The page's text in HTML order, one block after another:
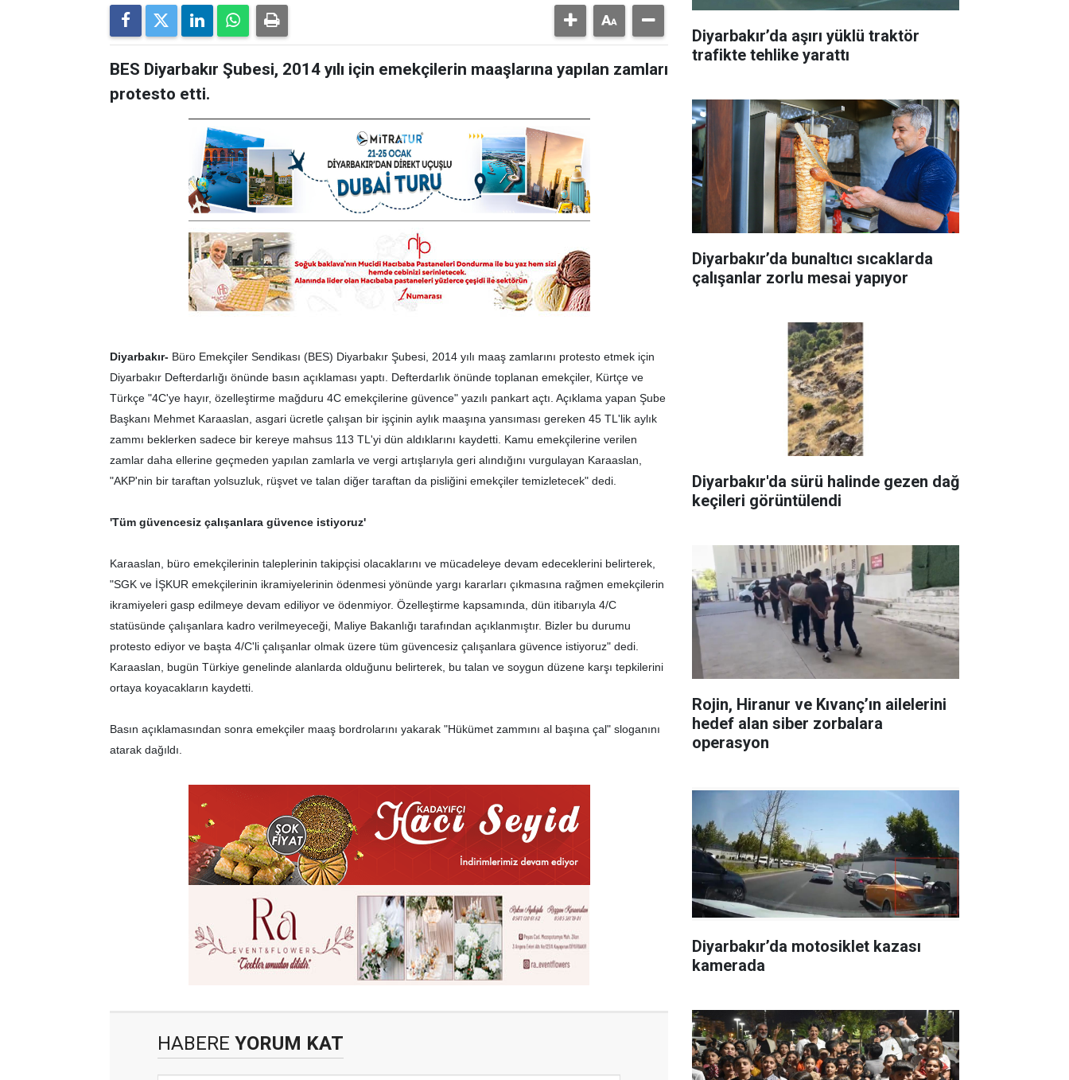
BES Diyarbakır Şubesi, 2014 yılı için emekçilerin maaşlarına yapılan zamları
protesto etti.
Diyarbakır- Büro Emekçiler Sendikası (BES) Diyarbakır Şubesi, 2014 yılı maaş zamlarını protesto etmek için
Diyarbakır Defterdarlığı önünde basın açıklaması yaptı. Defterdarlık önünde toplanan emekçiler, Kürtçe ve
Türkçe "4C'ye hayır, özelleştirme mağduru 4C emekçilerine güvence" yazılı pankart açtı. Açıklama yapan Şube
Başkanı Mehmet Karaaslan, asgari ücretle çalışan bir işçinin aylık maaşına yansıması gereken 45 TL'lik aylık
zammı beklerken sadece bir kereye mahsus 113 TL'yi dün aldıklarını kaydetti. Kamu emekçilerine verilen
zamlar daha ellerine geçmeden yapılan zamlarla ve vergi artışlarıyla geri alındığını vurgulayan Karaaslan,
"AKP'nin bir taraftan yolsuzluk, rüşvet ve talan diğer taraftan da pisliğini emekçiler temizletecek" dedi.
'Tüm güvencesiz çalışanlara güvence istiyoruz'
Karaaslan, büro emekçilerinin taleplerinin takipçisi olacaklarını ve mücadeleye devam edeceklerini belirterek,
"SGK ve İŞKUR emekçilerinin ikramiyelerinin ödenmesi yönünde yargı kararları çıkmasına rağmen emekçilerin
ikramiyeleri gasp edilmeye devam ediliyor ve ödenmiyor. Özelleştirme kapsamında, dün itibarıyla 4/C
statüsünde çalışanlara kadro verilmeyeceği, Maliye Bakanlığı tarafından açıklanmıştır. Bizler bu durumu
protesto ediyor ve başta 4/C'li çalışanlar olmak üzere tüm güvencesiz çalışanlara güvence istiyoruz" dedi.
Karaaslan, bugün Türkiye genelinde alanlarda olduğunu belirterek, bu talan ve soygun düzene karşı tepkilerini
ortaya koyacakların kaydetti.
Basın açıklamasından sonra emekçiler maaş bordrolarını yakarak "Hükümet zammını al başına çal" sloganını
atarak dağıldı.
HABERE YORUM KAT
Diyarbakır’da aşırı yüklü traktör
trafikte tehlike yarattı
Diyarbakır’da bunaltıcı sıcaklarda
çalışanlar zorlu mesai yapıyor
Diyarbakır'da sürü halinde gezen dağ
keçileri görüntülendi
Rojin, Hiranur ve Kıvanç’ın ailelerini
hedef alan siber zorbalara
operasyon
Diyarbakır’da motosiklet kazası
kamerada